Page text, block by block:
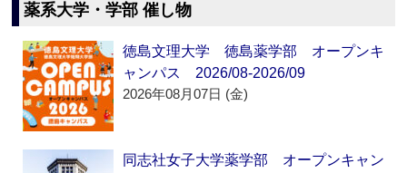
薬系大学・学部 催し物
徳島文理大学 徳島薬学部 オープンキ
ャンパス 2026/08-2026/09
2026年08月07日 (金)
同志社女子大学薬学部 オープンキャン